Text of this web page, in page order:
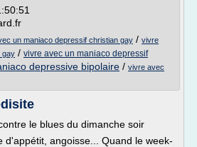
un maniaco depressif christian gay / vivre
gay / vivre avec un maniaco depressif
depressive bipolaire / vivre avec
le blues du dimanche soir
d'appétit, angoisse... Quand le week-